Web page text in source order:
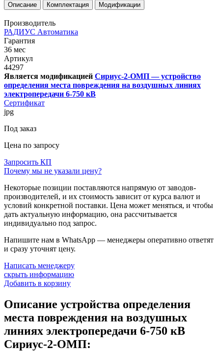
Описание Комплектация Модификации
Производитель
РАДИУС Автоматика
Гарантия
36 мес
Артикул
44297
Является модификацией Сириус-2-ОМП — устройство
определения места повреждения на воздушных линиях
электропередачи 6-750 кВ
Сертификат
jpg
Под заказ
Цена по запросу
Запросить КП
Почему мы не указали цену?
Некоторые позиции поставляются напрямую от заводов-
производителей, и их стоимость зависит от курса валют и
условий конкретной поставки. Цена может меняться, и чтобы
дать актуальную информацию, она рассчитывается
индивидуально под запрос.
Напишите нам в WhatsApp — менеджеры оперативно ответят
и сразу уточнят цену.
Написать менеджеру
скрыть информацию
Добавить в корзину
Описание устройства определения
места повреждения на воздушных
линиях электропередачи 6-750 кВ
Сириус-2-ОМП: